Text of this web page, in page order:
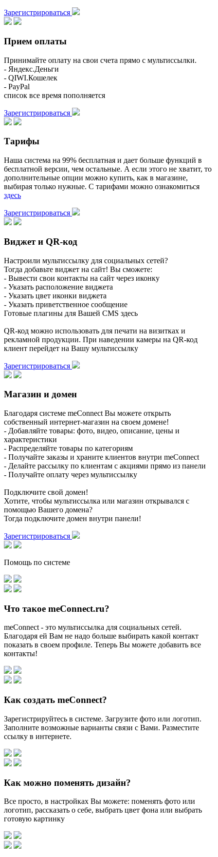
Зарегистрироваться
Прием оплаты
Принимайте оплату на свои счета прямо с мультиссылки.
- Яндекс.Деньги
- QIWI.Кошелек
- PayPal
список все время пополняется
Зарегистрироваться
Тарифы
Наша система на 99% бесплатная и дает больше функций в
бесплатной версии, чем остальные. А если этого не хватит, то
дополнительные опции можно купить, как в магазине,
выбирая только нужные. С тарифами можно ознакомиться
здесь
Зарегистрироваться
Виджет и QR-код
Настроили мультиссылку для социальных сетей?
Тогда добавьте виджет на сайт! Вы сможете:
- Вывести свои контакты на сайт через иконку
- Указать расположение виджета
- Указать цвет иконки виджета
- Указать приветственное сообщение
Готовые плагины для Вашей CMS здесь
QR-код можно использовать для печати на визитках и
рекламной продукции. При наведении камеры на QR-код
клиент перейдет на Вашу мультиссылку
Зарегистрироваться
Магазин и домен
Благодаря системе meConnect Вы можете открыть
собственный интернет-магазин на своем домене!
- Добавляйте товары: фото, видео, описание, цены и
характеристики
- Распределяйте товары по категориям
- Получайте заказы и храните клиентов внутри meConnect
- Делайте рассылку по клиентам с акциями прямо из панели
- Получайте оплату через мультиссылку
Подключите свой домен!
Хотите, чтобы мультиссылка или магазин открывался с
помощью Вашего домена?
Тогда подключите домен внутри панели!
Зарегистрироваться
Помощь по системе
Что такое meConnect.ru?
meConnect - это мультиссылка для социальных сетей.
Благодаря ей Вам не надо больше выбирать какой контакт
показать в своем профиле. Теперь Вы можете добавить все
контакты!
Как создать meConnect?
Зарегистрируйтесь в системе. Загрузите фото или логотип.
Заполните возможные варианты связи с Вами. Разместите
ссылку в интернете.
Как можно поменять дизайн?
Все просто, в настройках Вы можете: поменять фото или
логотип, рассказать о себе, выбрать цвет фона или выбрать
готовую картинку